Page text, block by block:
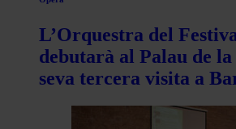
L’Orquestra del
debutarà al Palau de
seva tercera visita a